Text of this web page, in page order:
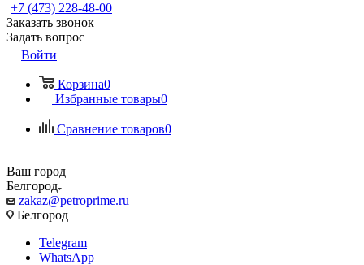
+7 (473) 228-48-00
Заказать звонок
Задать вопрос
Войти
Корзина0
Избранные товары0
Сравнение товаров0
Ваш город
Белгород
zakaz@petroprime.ru
Белгород
Telegram
WhatsApp